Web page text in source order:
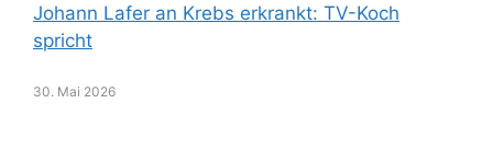
Johann Lafer an Krebs erkrankt: TV-Koch
spricht
30. Mai 2026